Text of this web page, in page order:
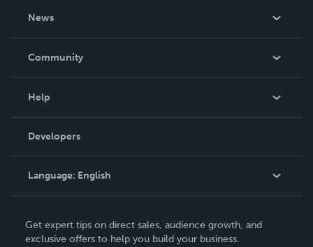
News
In The News
Community
Podcast
Help
Order Lookup
Knowledge Base
Contact Support
Developers
Language: English
Deutsch
Get expert tips on direct sales, audience growth, and
exclusive offers to help you build your business.